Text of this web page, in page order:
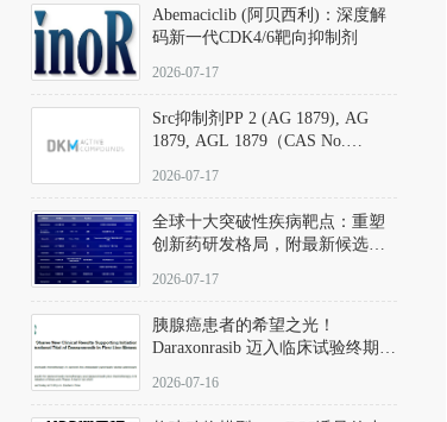
发挥抑制作用，对ROCK1和
ROCK2的解离常数（Ki）分别为
140 nM和300 nM；在众多丝氨酸/
中，其靶向ROCK的选择性超过
200倍，凸显出优异的分子特异
Abemaciclib (阿贝西利)：深度解
码新一代CDK4/6靶向抑制剂
2026-07-17
Src抑制剂PP 2 (AG 1879), AG
1879, AGL 1879（CAS No.
应用指南
2026-07-17
全球十大突破性疾病靶点：重塑
创新药研发格局，附最新候选分
2026-07-17
胰腺癌患者的希望之光！
Daraxonrasib 迈入临床试验终期阶
2026-07-16